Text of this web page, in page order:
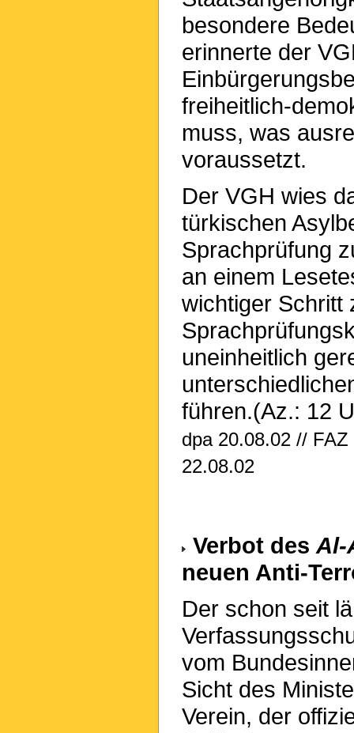
besondere
erinnerte der
freiheitlich-
muss, was
voraussetzt.
Der VGH wies
türkischen
Sprachprüfung
an einem
wichtiger Schritt
uneinheitlich
führen.(Az.: 12
dpa 20.08.02 //
22.08.02
Verbot des Al-
neuen Anti-
Der schon seit
vom
Sicht des
Verein, der